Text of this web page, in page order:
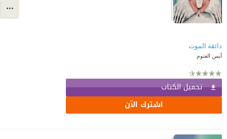
ذائقة الموت
أيمن العتوم
تحميل الكتاب
اشترك الآن